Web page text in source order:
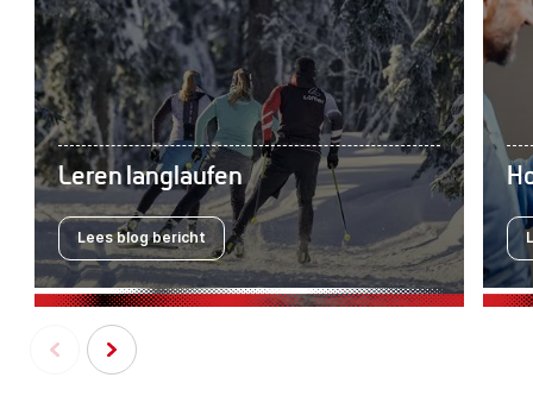
Leren langlaufen
Lees blog bericht